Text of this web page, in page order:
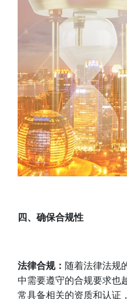
四、 确保合规性
法律合规： 随着法律法规
中需要遵守的合规要求也
常具备相关的资质和认证